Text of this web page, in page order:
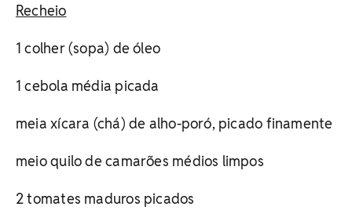
Recheio
1 colher (sopa) de óleo
1 cebola média picada
meia xícara (chá) de alho-poró, picado finamente
meio quilo de camarões médios limpos
2 tomates maduros picados